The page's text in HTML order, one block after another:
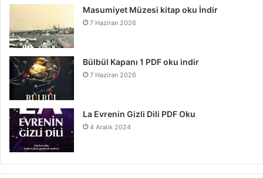
Masumiyet Müzesi kitap oku İndir
7 Haziran 2026
Bülbül Kapanı 1 PDF oku indir
7 Haziran 2026
La Evrenin Gizli Dili PDF Oku
4 Aralık 2024